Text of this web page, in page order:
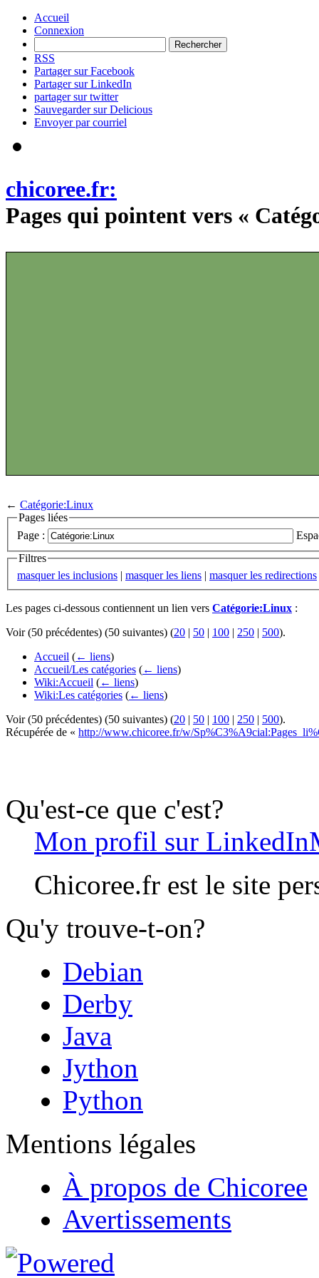
Accueil
Connexion
RSS
Partager sur Facebook
Partager sur LinkedIn
partager sur twitter
Sauvegarder sur Delicious
Envoyer par courriel
chicoree.fr:
Pages qui pointent vers «
← Catégorie:Linux
Pages liées
Page :
Filtres
masquer les inclusions | masquer les liens | masquer les redirections
Les pages ci-dessous contiennent un lien vers Catégorie:Linux :
Voir (50 précédentes) (50 suivantes) (20 | 50 | 100 | 250 | 500).
Accueil (← liens)
Accueil/Les catégories (← liens)
Wiki:Accueil (← liens)
Wiki:Les catégories (← liens)
Voir (50 précédentes) (50 suivantes) (20 | 50 | 100 | 250 | 500).
Récupérée de « http://www.chicoree.fr/w/
Qu'est-ce que c'est?
Mon profil sur LinkedIn
Chicoree.fr est le site
Qu'y trouve-t-on?
Debian
Derby
Java
Jython
Python
Mentions légales
À propos de Chicoree
Avertissements